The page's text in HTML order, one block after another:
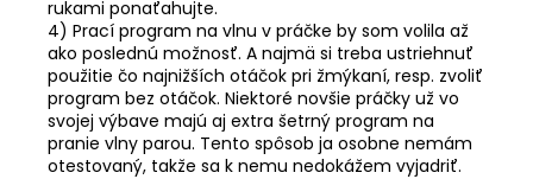
rukami ponaťahujte.
4) Prací program na vlnu v práčke by som volila až
ako poslednú možnosť. A najmä si treba ustriehnuť
použitie čo najnižších otáčok pri žmýkaní, resp. zvoliť
program bez otáčok. Niektoré novšie práčky už vo
svojej výbave majú aj extra šetrný program na
pranie vlny parou. Tento spôsob ja osobne nemám
otestovaný, takže sa k nemu nedokážem vyjadriť.